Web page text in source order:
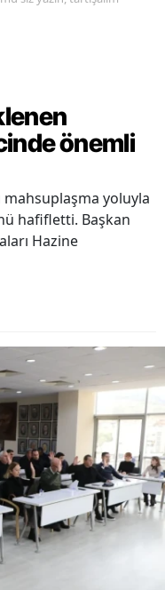
önemli
mahsuplaşma yoluyla
hafifletti. Başkan
Hazine